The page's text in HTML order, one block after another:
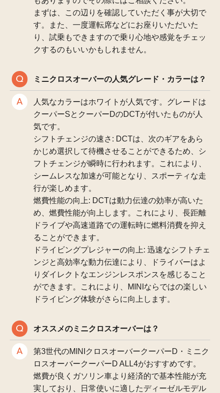
まずは、この辺りを確認していただく事が大切で
す。また、一度運転席などにお座りいただいた
り、試乗もできますので乗り心地や感覚をチェッ
クするのもいいかもしれません。
ミニクロスオーバーの人気グレード・カラーは？
人気なカラーはホワイトが人気です。グレードは
クーパーSとクーパーDのDCTが付いたものが人
気です。
シフトチェンジの速さ: DCTは、次のギアをあら
かじめ選択して待機させることができるため、シ
フトチェンジが瞬時に行われます。これにより、
シームレスな加速が可能となり、スポーティな走
行が楽しめます。
燃費性能の向上: DCTは動力伝達の効率が高いた
め、燃費性能が向上します。これにより、長距離
ドライブや高速道路での運転時に燃料消費を抑え
ることができます。
ドライビングプレジャーの向上: 迅速なシフトチェ
ンジと高効率な動力伝達により、ドライバーはよ
りダイレクトなエンジンレスポンスを感じること
ができます。これにより、MINIならではの楽しい
ドライビング体験がさらに向上します。
オススメのミニクロスオーバーは？
第3世代のMINIクロスオーバークーパーD・ミニク
ロスオーバークーパーD ALL4がおすすめです。
燃費が良くガソリン車より経済的で基本性能が充
実しており、日常使いに適したディーゼルモデル